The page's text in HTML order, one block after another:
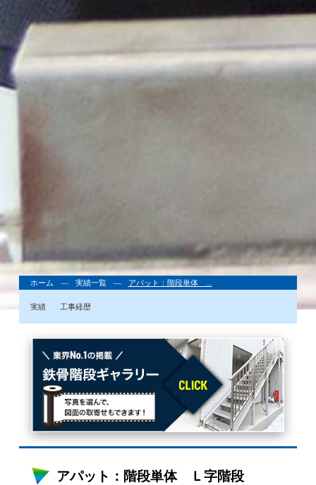
ホーム 実績一覧 アパット：階段単体 ...
実績 工事経歴
アパット：階段単体 Ｌ字階段